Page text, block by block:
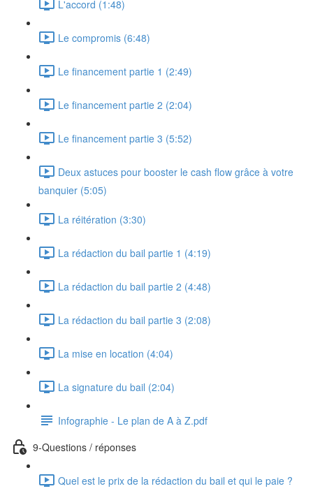
L'accord (1:48)
Le compromis (6:48)
Le financement partie 1 (2:49)
Le financement partie 2 (2:04)
Le financement partie 3 (5:52)
Deux astuces pour booster le cash flow grâce à votre
banquier (5:05)
La réitération (3:30)
La rédaction du bail partie 1 (4:19)
La rédaction du bail partie 2 (4:48)
La rédaction du bail partie 3 (2:08)
La mise en location (4:04)
La signature du bail (2:04)
Infographie - Le plan de A à Z.pdf
9-Questions / réponses
Quel est le prix de la rédaction du bail et qui le paie ?